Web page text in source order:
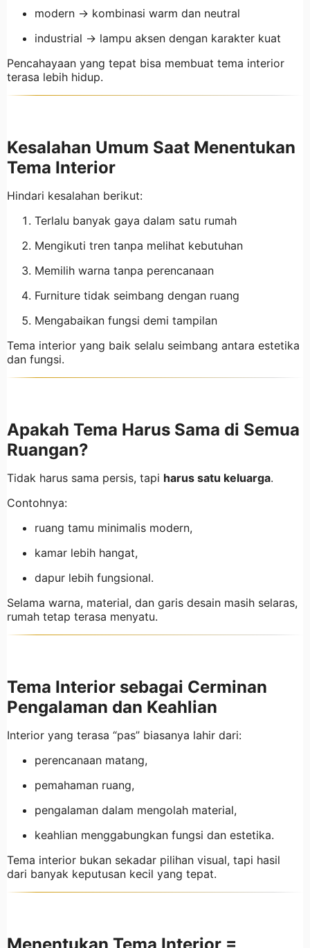
modern → kombinasi warm dan neutral
industrial → lampu aksen dengan karakter kuat
Pencahayaan yang tepat bisa membuat tema interior
terasa lebih hidup.
Kesalahan Umum Saat Menentukan
Tema Interior
Hindari kesalahan berikut:
Terlalu banyak gaya dalam satu rumah
Mengikuti tren tanpa melihat kebutuhan
Memilih warna tanpa perencanaan
Furniture tidak seimbang dengan ruang
Mengabaikan fungsi demi tampilan
Tema interior yang baik selalu seimbang antara estetika
dan fungsi.
Apakah Tema Harus Sama di Semua
Ruangan?
Tidak harus sama persis, tapi harus satu keluarga.
Contohnya:
ruang tamu minimalis modern,
kamar lebih hangat,
dapur lebih fungsional.
Selama warna, material, dan garis desain masih selaras,
rumah tetap terasa menyatu.
Tema Interior sebagai Cerminan
Pengalaman dan Keahlian
Interior yang terasa “pas” biasanya lahir dari:
perencanaan matang,
pemahaman ruang,
pengalaman dalam mengolah material,
keahlian menggabungkan fungsi dan estetika.
Tema interior bukan sekadar pilihan visual, tapi hasil
dari banyak keputusan kecil yang tepat.